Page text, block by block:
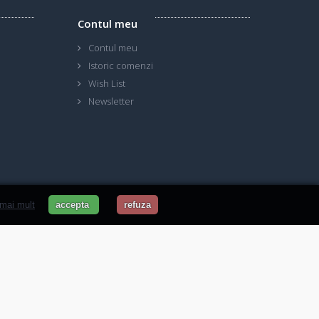
mult accepta refuza
Contul meu
Contul meu
Istoric comenzi
Wish List
Newsletter